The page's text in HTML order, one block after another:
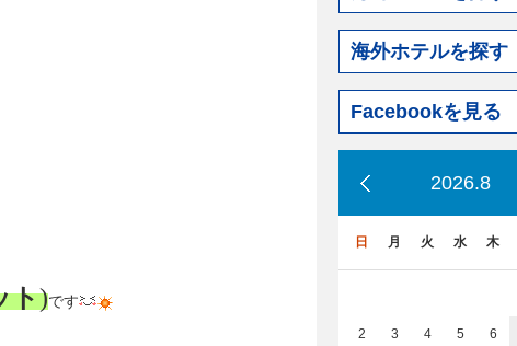
ト)です
海外ホテルを探す
Facebookを見る
2026.8
日 月 火 水 木
2 3 4 5 6